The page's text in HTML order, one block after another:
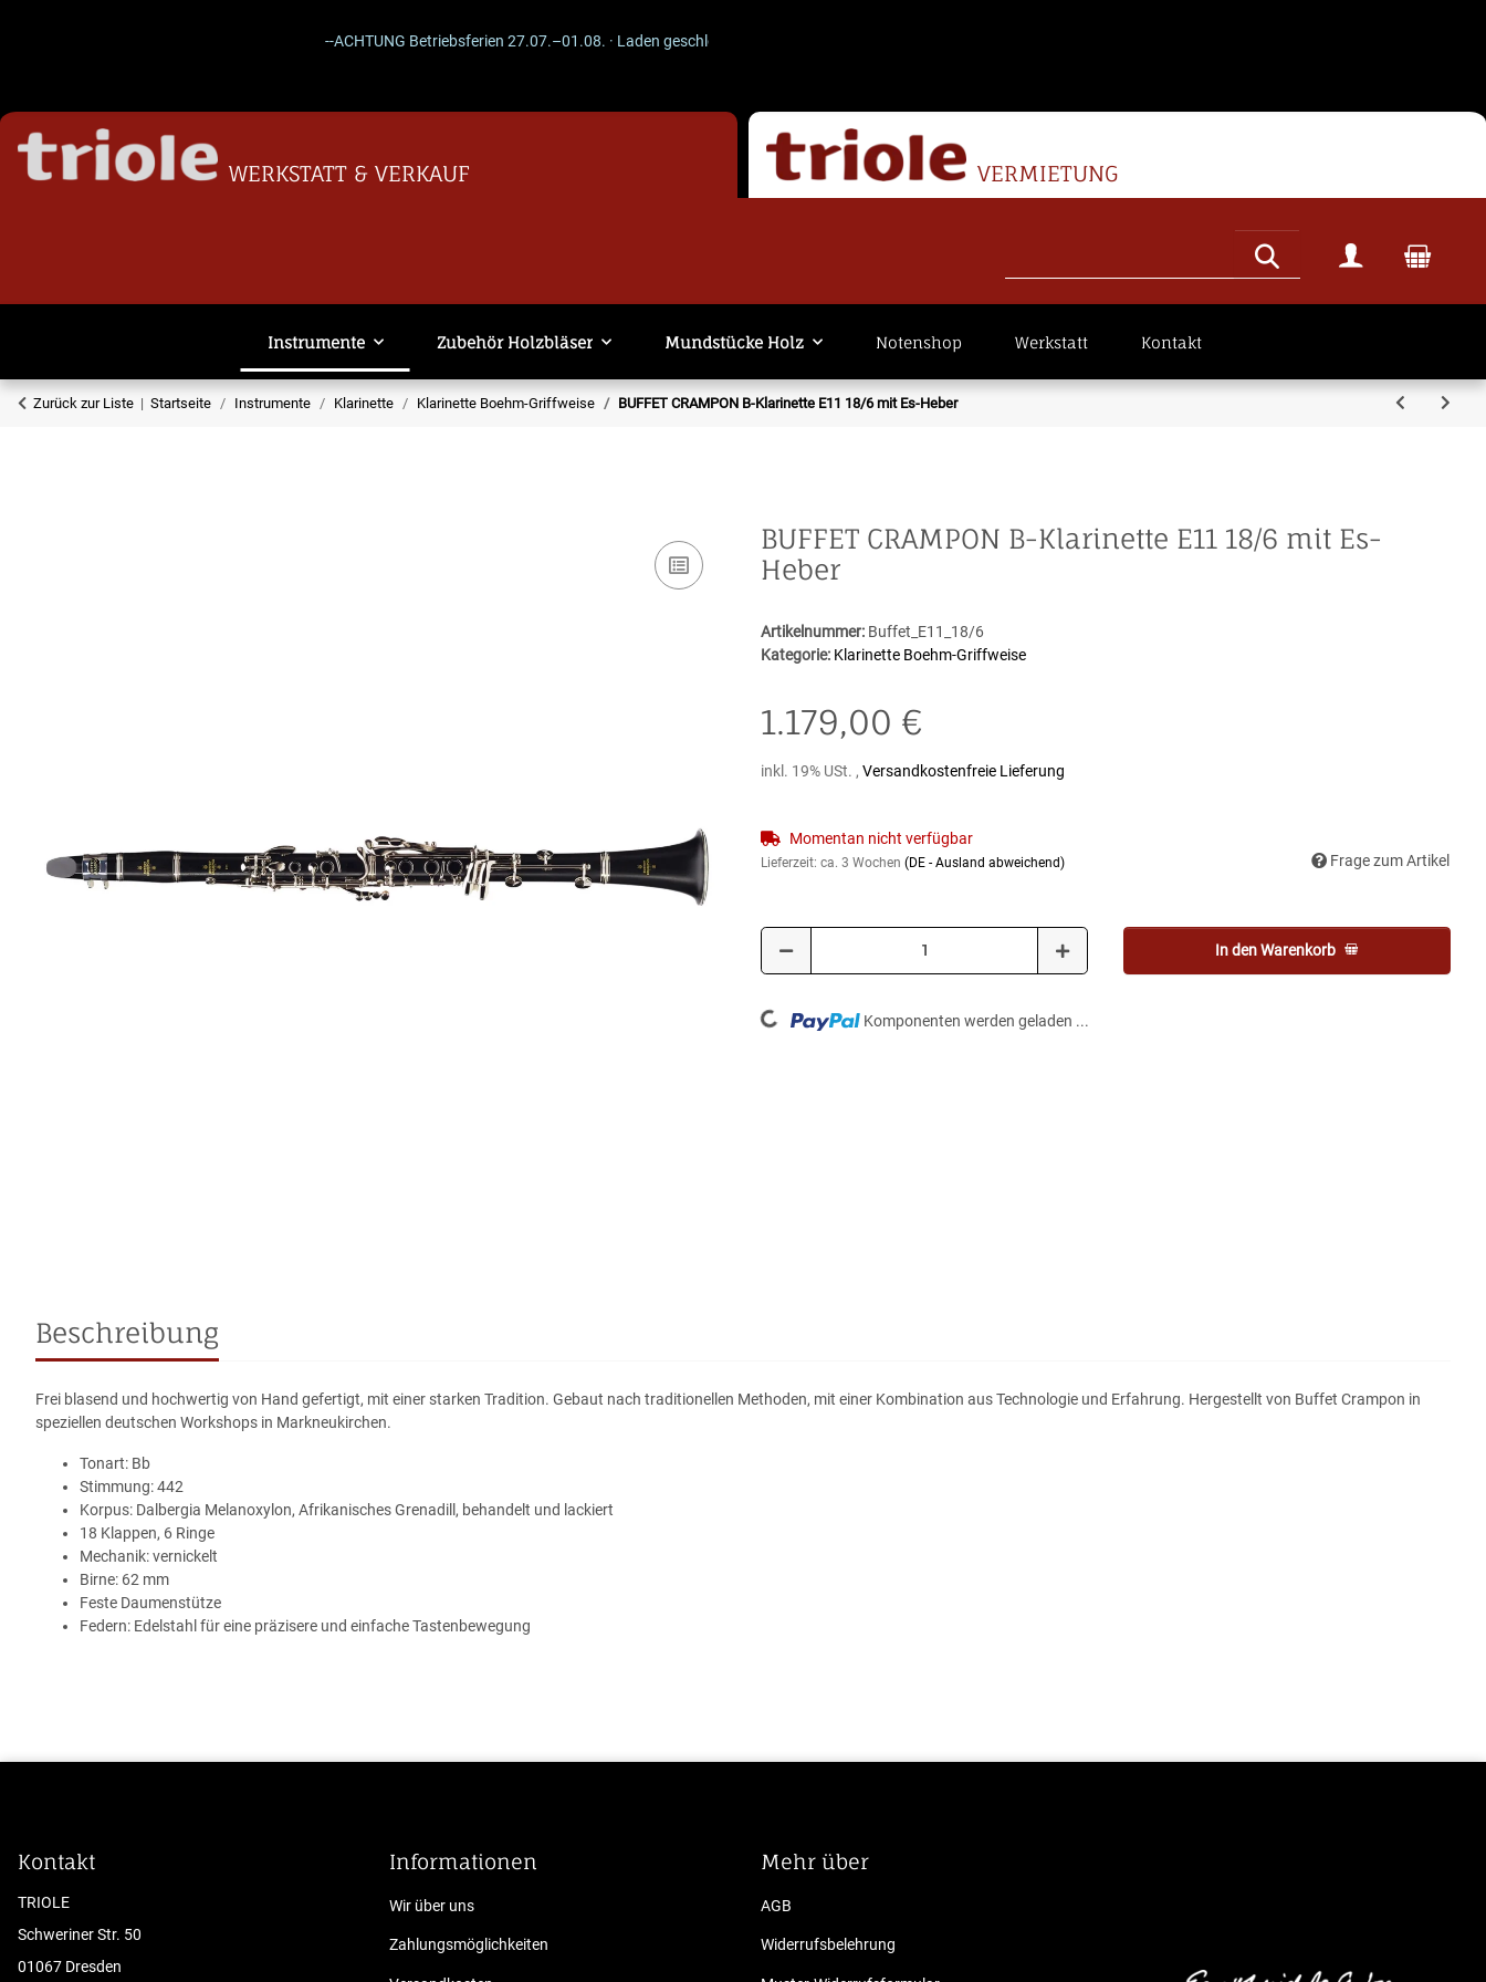
--ACHTUNG Betriebsferien 27.07.–01.08. · Laden geschlossen · Versand läuft weiter. -- ACHTUNG --
WERKSTATT & VERKAUF VERMIETUNG
Instrumente Zubehör Holzbläser Mundstücke Holz Notenshop Werkstatt Kontakt
Zurück zur Liste Startseite Instrumente Klarinette Klarinette Boehm-Griffweise BUFFET CRAMPON B-Klarinette E11 18/6 mit Es-Heber
BUFFET CRAMPON B-Klarinette E11 18/6 mit Es-
Heber
Artikelnummer: Buffet_E11_18/6
Kategorie: Klarinette Boehm-Griffweise
1.179,00 €
inkl. 19% USt. , Versandkostenfreie Lieferung
Momentan nicht verfügbar
Lieferzeit: ca. 3 Wochen (DE - Ausland abweichend) Frage zum Artikel
In den Warenkorb
Loading... Komponenten werden geladen ...
Beschreibung
Frei blasend und hochwertig von Hand gefertigt, mit einer starken Tradition. Gebaut nach traditionellen Methoden, mit einer Kombination aus Technologie und Erfahrung. Hergestellt von Buffet Crampon in
speziellen deutschen Workshops in Markneukirchen.
Tonart: Bb
Stimmung: 442
Korpus: Dalbergia Melanoxylon, Afrikanisches Grenadill, behandelt und lackiert
18 Klappen, 6 Ringe
Mechanik: vernickelt
Birne: 62 mm
Feste Daumenstütze
Federn: Edelstahl für eine präzisere und einfache Tastenbewegung
Kontakt
TRIOLE
Schweriner Str. 50
01067 Dresden
Informationen
Wir über uns
Zahlungsmöglichkeiten
Mehr über
AGB
Widerrufsbelehrung